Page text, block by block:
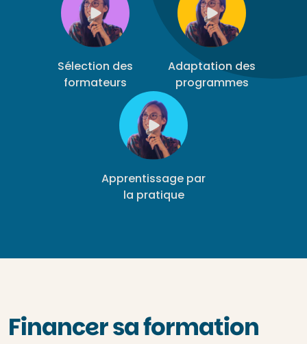
Sélection des
formateurs
Adaptation des
programmes
Apprentissage par
la pratique
Financer sa formation